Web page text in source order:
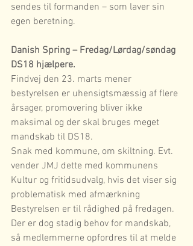
sendes til formanden – som laver sin
egen beretning.
Danish Spring – Fredag/Lørdag/søndag
DS18 hjælpere.
Findvej den 23. marts mener
bestyrelsen er uhensigtsmæssig af flere
årsager, promovering bliver ikke
maksimal og der skal bruges meget
mandskab til DS18.
Snak med kommune, om skiltning. Evt.
vender JMJ dette med kommunens
Kultur og fritidsudvalg, hvis det viser sig
problematisk med afmærkning
Bestyrelsen er til rådighed på fredagen.
Der er dog stadig behov for mandskab,
så medlemmerne opfordres til at melde